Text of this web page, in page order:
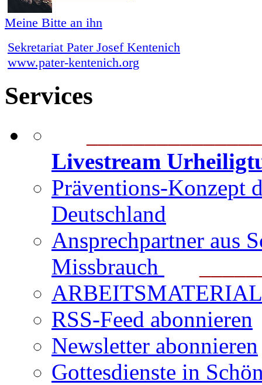
Meine Bitte an ihn
Sekretariat Pater Josef Kentenich
www.pater-kentenich.org
Services
Livestream
Präventions-Konzept
Deutschland
Ansprechpartner aus
Missbrauch
ARBEITSMATERIAL
RSS-Feed abonnieren
Newsletter abonnieren
Gottesdienste in